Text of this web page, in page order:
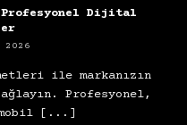
Profesyonel Dijital
2026
ile markanızın
Profesyonel,
mobil [...]